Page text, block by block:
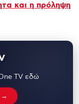
και η πρόληψη
TV εδώ
→